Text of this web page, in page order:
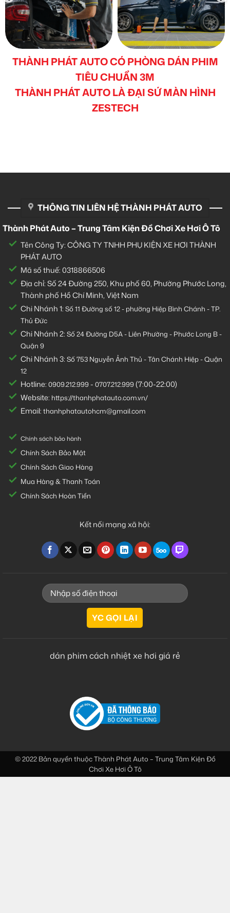
THÀNH PHÁT AUTO CÓ PHÒNG DÁN PHIM
TIÊU CHUẨN 3M
THÀNH PHÁT AUTO LÀ ĐẠI SỨ MÀN HÌNH
ZESTECH
THÔNG TIN LIÊN HỆ THÀNH PHÁT AUTO
Thành Phát Auto – Trung Tâm Kiện Đồ Chơi Xe Hơi Ô Tô
Tên Công Ty: CÔNG TY TNHH PHỤ KIỆN XE HƠI THÀNH
PHÁT AUTO
Mã số thuế: 0318866506
Địa chỉ: Số 24 Đường 250, Khu phố 60, Phường Phước Long,
Thành phố Hồ Chí Minh, Việt Nam
Chi Nhánh 1: Số 11 Đường số 12 - phường Hiệp Bình Chánh - TP.
Thủ Đức
Chi Nhánh 2: Số 24 Đường D5A - Liên Phường - Phước Long B -
Quận 9
Chi Nhánh 3: Số 753 Nguyễn Ảnh Thủ - Tân Chánh Hiệp - Quận
12
Hotline: 0909.212.999- 0707.212.999(7:00-22:00)
Website: https://thanhphatauto.com.vn/
Email: thanhphatautohcm@gmail.com
Chính sách bảo hành
Chính Sách Bảo Mật
Chính Sách Giao Hàng
Mua Hàng & Thanh Toán
Chính Sách Hoàn Tiền
Kết nối mạng xã hội:
dán phim cách nhiệt xe hơi giá rẻ
© 2022 Bản quyền thuộcThành Phát Auto – Trung Tâm Kiện Đồ
Chơi Xe Hơi Ô Tô